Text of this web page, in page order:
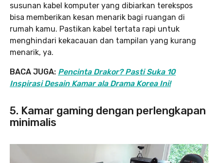
susunan kabel komputer yang dibiarkan terekspos
bisa memberikan kesan menarik bagi ruangan di
rumah kamu. Pastikan kabel tertata rapi untuk
menghindari kekacauan dan tampilan yang kurang
menarik, ya.
BACA JUGA: Pencinta Drakor? Pasti Suka 10
Inspirasi Desain Kamar ala Drama Korea Ini!
5. Kamar gaming dengan perlengkapan
minimalis